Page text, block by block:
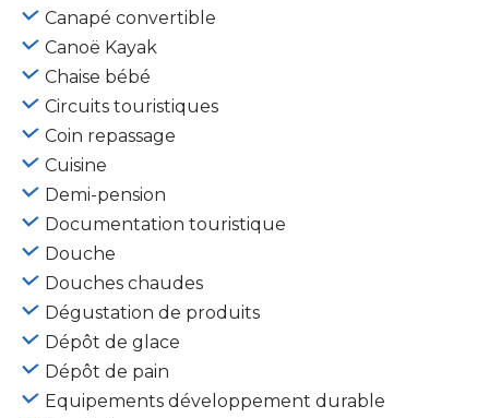
Canapé convertible
Canoë Kayak
Chaise bébé
Circuits touristiques
Coin repassage
Cuisine
Demi-pension
Documentation touristique
Douche
Douches chaudes
Dégustation de produits
Dépôt de glace
Dépôt de pain
Equipements développement durable